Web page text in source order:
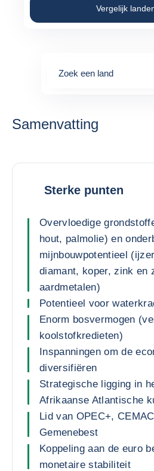
Vergelijk
Zoek een land
Samenvatting
Sterke punten
Overvloedige
hout, palmolie) en
mijnbouwpotentieel
diamant, koper, zink en
aardmetalen)
Potentieel voor
Enorm bosvermogen
koolstofkredieten)
Inspanningen om de
diversifiëren
Strategische ligging in
Afrikaanse Atlantische
Lid van OPEC+,
Gemenebest
Koppeling aan de euro
monetaire stabiliteit